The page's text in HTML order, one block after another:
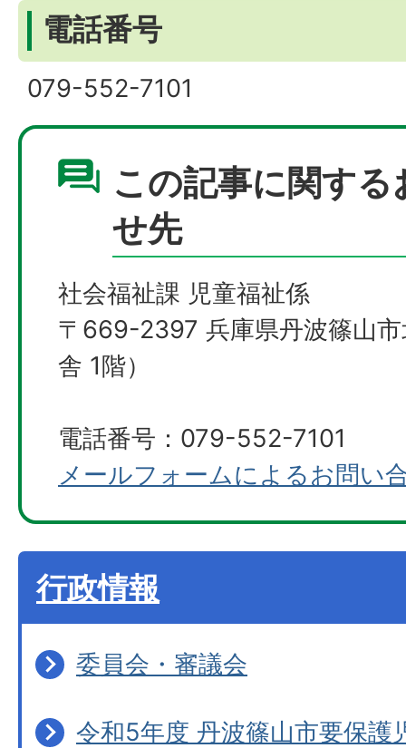
電話番号
079-552-7101
この記事に関する
せ先
社会福祉課 児童福祉係
〒669-2397 兵庫県丹波篠山
舎 1階）
電話番号：079-552-7101
メールフォームによるお問い
行政情報
委員会・審議会
令和5年度 丹波篠山市要保護